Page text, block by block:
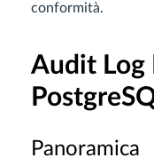
conformità.
Audit Log
Panoramica